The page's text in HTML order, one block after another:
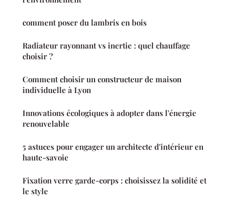
comment poser du lambris en bois
Radiateur rayonnant vs inertie : quel chauffage
choisir ?
Comment choisir un constructeur de maison
individuelle à Lyon
Innovations écologiques à adopter dans l'énergie
renouvelable
5 astuces pour engager un architecte d'intérieur en
haute-savoie
Fixation verre garde-corps : choisissez la solidité et
le style